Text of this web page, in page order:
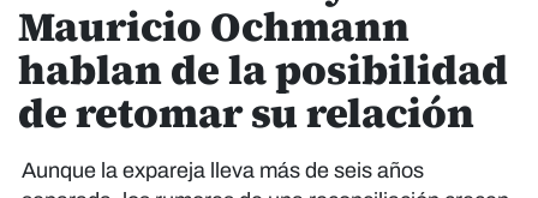
Mauricio Ochmann
hablan de la posibilidad
de retomar su relación
Aunque la expareja lleva más de seis años